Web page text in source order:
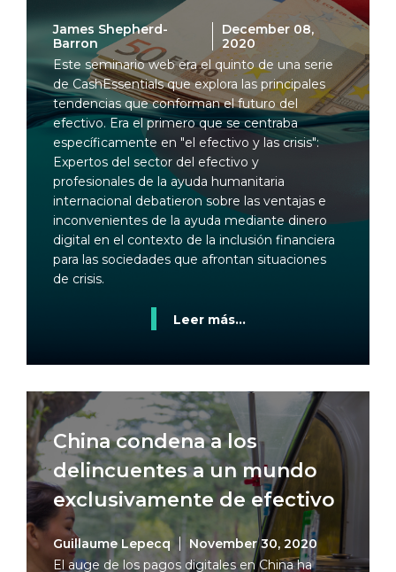
James Shepherd-
Barron
December 08,
2020
Este seminario web era el quinto de una serie
de CashEssentials que explora las principales
tendencias que conforman el futuro del
efectivo. Era el primero que se centraba
específicamente en "el efectivo y las crisis":
Expertos del sector del efectivo y
profesionales de la ayuda humanitaria
internacional debatieron sobre las ventajas e
inconvenientes de la ayuda mediante dinero
digital en el contexto de la inclusión financiera
para las sociedades que afrontan situaciones
de crisis.
Leer más...
China condena a los
delincuentes a un mundo
exclusivamente de efectivo
Guillaume Lepecq
November 30, 2020
El auge de los pagos digitales en China ha